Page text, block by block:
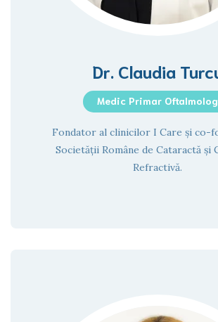
Dr. Claudia
Medic Primar Oftalmolog
Fondator al clinicilor I Care și co-
Societății Române de Cataractă și
Refractivă.